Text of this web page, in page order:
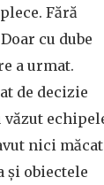
Fără
cu dube
a urmat.
de decizie
nici măcat
și obiectele